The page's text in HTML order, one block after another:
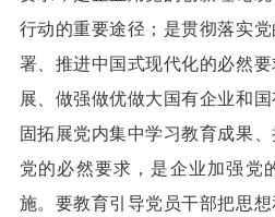
行动的重要途径；是贯彻落实
署、推进中国式现代化的必然
展、做强做优做大国有企业和
固拓展党内集中学习教育成果
党的必然要求，是企业加强党
施。要教育引导党员干部把思